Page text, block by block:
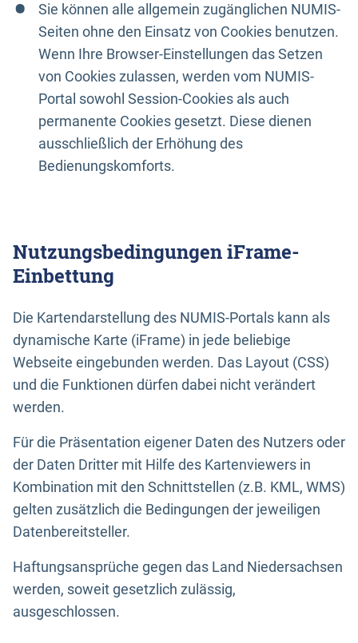
Sie können alle allgemein zugänglichen NUMIS-
Seiten ohne den Einsatz von Cookies benutzen.
Wenn Ihre Browser-Einstellungen das Setzen
von Cookies zulassen, werden vom NUMIS-
Portal sowohl Session-Cookies als auch
permanente Cookies gesetzt. Diese dienen
ausschließlich der Erhöhung des
Bedienungskomforts.
Nutzungsbedingungen iFrame-
Einbettung
Die Kartendarstellung des NUMIS-Portals kann als
dynamische Karte (iFrame) in jede beliebige
Webseite eingebunden werden. Das Layout (CSS)
und die Funktionen dürfen dabei nicht verändert
werden.
Für die Präsentation eigener Daten des Nutzers oder
der Daten Dritter mit Hilfe des Kartenviewers in
Kombination mit den Schnittstellen (z.B. KML, WMS)
gelten zusätzlich die Bedingungen der jeweiligen
Datenbereitsteller.
Haftungsansprüche gegen das Land Niedersachsen
werden, soweit gesetzlich zulässig,
ausgeschlossen.